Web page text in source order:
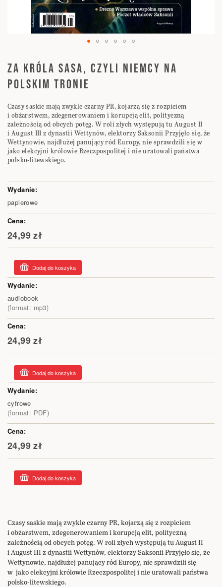
na
początek
galerii
ZA KRÓLA SASA, CZYLI NIEMCY NA
POLSKIM TRONIE
Czasy saskie mają zwykle czarny PR, kojarzą się z rozpiciem
i obżarstwem, zdegenerowaniem i korupcją elit, polityczną
zależnością od obcych potęg. W roli złych występują tu August II
i August III z dynastii Wettynów, elektorzy Saksonii Przyjęło się, że
Wettynowie, najdłużej panujący ród Europy, nie sprawdzili się w
jako elekcyjni królowie Rzeczpospolitej i nie uratowali państwa
polsko-litewskiego.
Elementy
produktów
grupowanych
papierowe
24,99 zł
Dodaj do koszyka
audiobook
(format: mp3)
24,99 zł
Dodaj do koszyka
cyfrowe
(format: PDF)
24,99 zł
Dodaj do koszyka
Czasy saskie mają zwykle czarny PR, kojarzą się z rozpiciem
i obżarstwem, zdegenerowaniem i korupcją elit, polityczną
zależnością od obcych potęg. W roli złych występują tu August II
i August III z dynastii Wettynów, elektorzy Saksonii Przyjęło się, że
Wettynowie, najdłużej panujący ród Europy, nie sprawdzili się
w jako elekcyjni królowie Rzeczpospolitej i nie uratowali państwa
polsko-litewskiego.